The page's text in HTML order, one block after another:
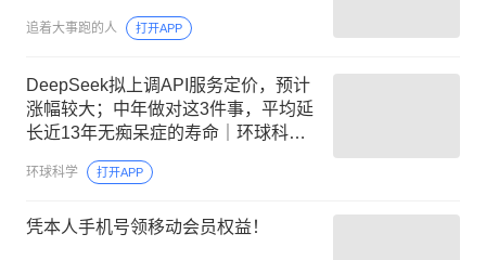
追着大事跑的人 打开APP
DeepSeek拟上调API服务定价，预计
涨幅较大；中年做对这3件事，平均延
长近13年无痴呆症的寿命｜环球科学
环球科学 打开APP
凭本人手机号领移动会员权益！